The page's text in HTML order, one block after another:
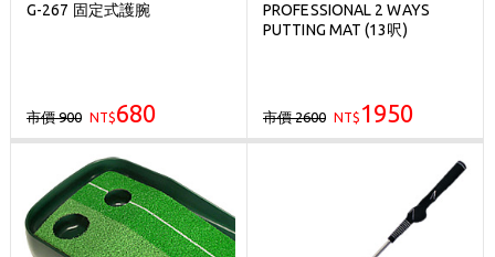
G-267 固定式護腕
市價 900 NT$680
PROFESSIONAL 2 WAYS
PUTTING MAT (13呎)
市價 2600 NT$ 1950